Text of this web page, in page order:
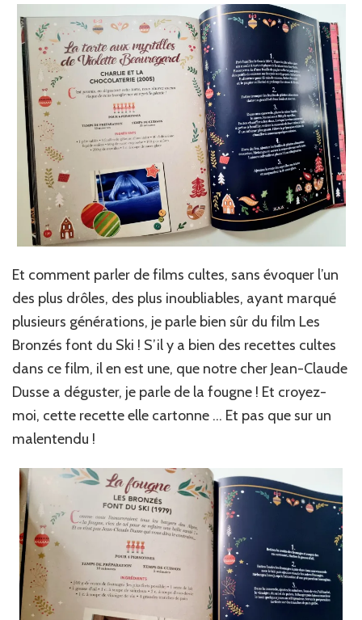
Et comment parler de films cultes, sans évoquer l’un
des plus drôles, des plus inoubliables, ayant marqué
plusieurs générations, je parle bien sûr du film Les
Bronzés font du Ski ! S’il y a bien des recettes cultes
dans ce film, il en est une, que notre cher Jean-Claude
Dusse a déguster, je parle de la fougne ! Et croyez-
moi, cette recette elle cartonne … Et pas que sur un
malentendu !